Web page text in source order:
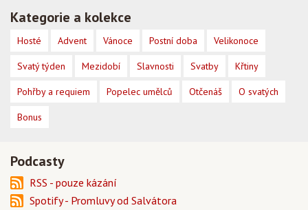
Kategorie a kolekce
Hosté Advent Vánoce Postní doba Velikonoce
Svatý týden Mezidobí Slavnosti Svatby Křtiny
Pohřby a requiem Popelec umělců Otčenáš O svatých
Bonus
Podcasty
RSS - pouze kázání
Spotify - Promluvy od Salvátora